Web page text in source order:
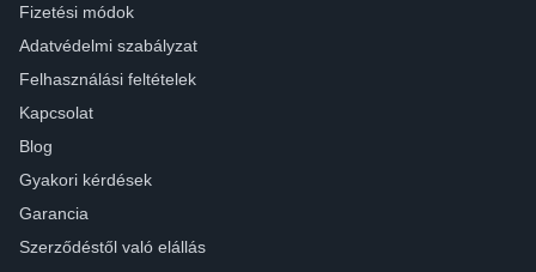
Fizetési módok
Adatvédelmi szabályzat
Felhasználási feltételek
Kapcsolat
Blog
Gyakori kérdések
Garancia
Szerződéstől való elállás